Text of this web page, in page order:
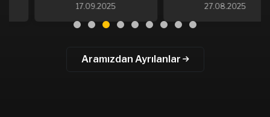
17.09.2025 27.08.2025
Aramızdan Ayrılanlar